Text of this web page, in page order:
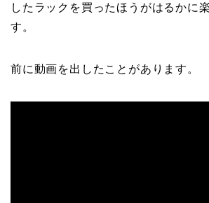
したラックを買ったほうがはるかに
す。
前に動画を出したことがあります。